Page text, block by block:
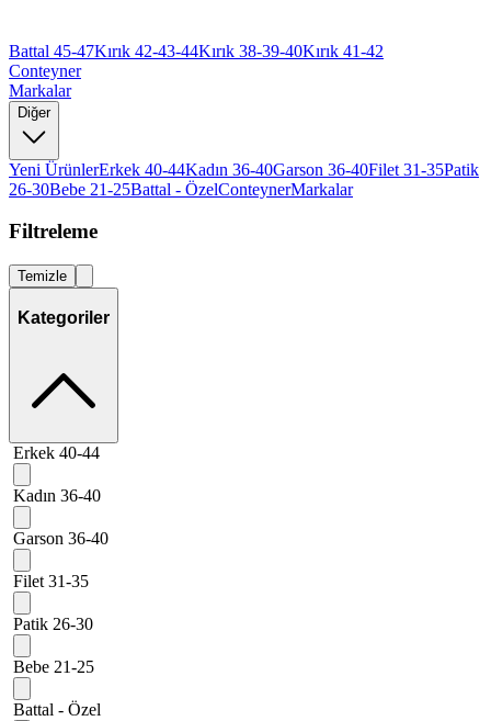
Battal 45-47Kırık 42-43-44Kırık 38-39-40Kırık 41-42
Conteyner
Markalar
Diğer
Yeni ÜrünlerErkek 40-44Kadın 36-40Garson 36-40Filet 31-35Patik
26-30Bebe 21-25Battal - ÖzelConteynerMarkalar
Filtreleme
Temizle
Kategoriler
Erkek 40-44
Kadın 36-40
Garson 36-40
Filet 31-35
Patik 26-30
Bebe 21-25
Battal - Özel